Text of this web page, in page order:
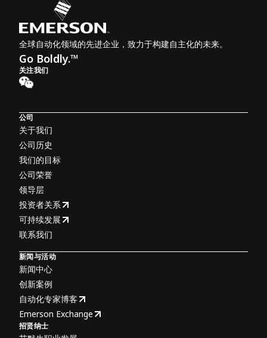
全球自动化领域的先进企业，致力于构建自主化的未来。
Go Boldly.™
关注我们
公司
关于我们
公司历史
我们的目标
公司荣誉
领导层
投资者关系
可持续发展
联系我们
新闻与活动
新闻中心
创新案例
自动化专家博客
Emerson Exchange
招贤纳士